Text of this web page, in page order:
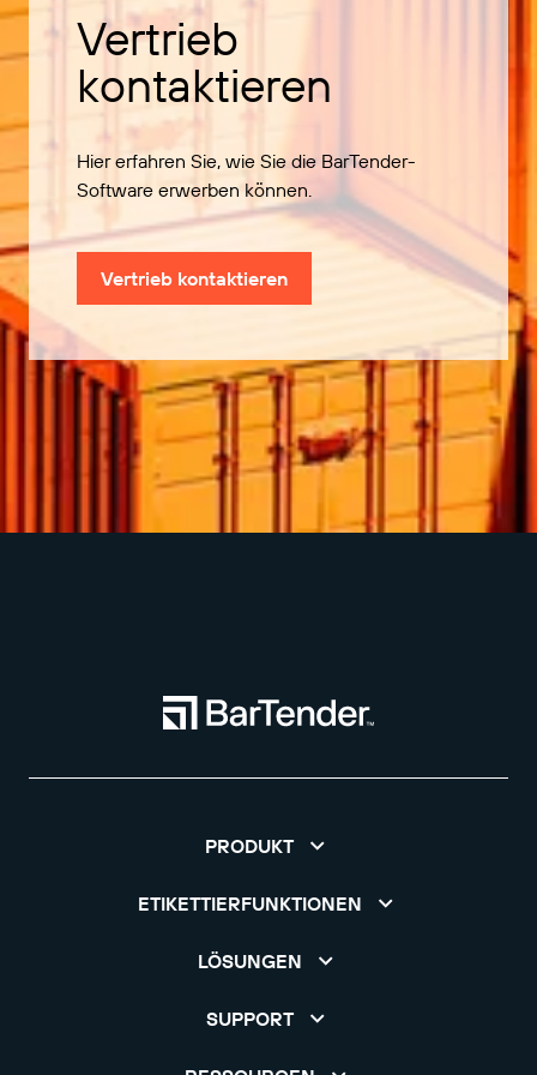
Vertrieb
kontaktieren
Hier erfahren Sie, wie Sie die BarTender-
Software erwerben können.
Vertrieb kontaktieren
PRODUKT
ETIKETTIERFUNKTIONEN
LÖSUNGEN
SUPPORT